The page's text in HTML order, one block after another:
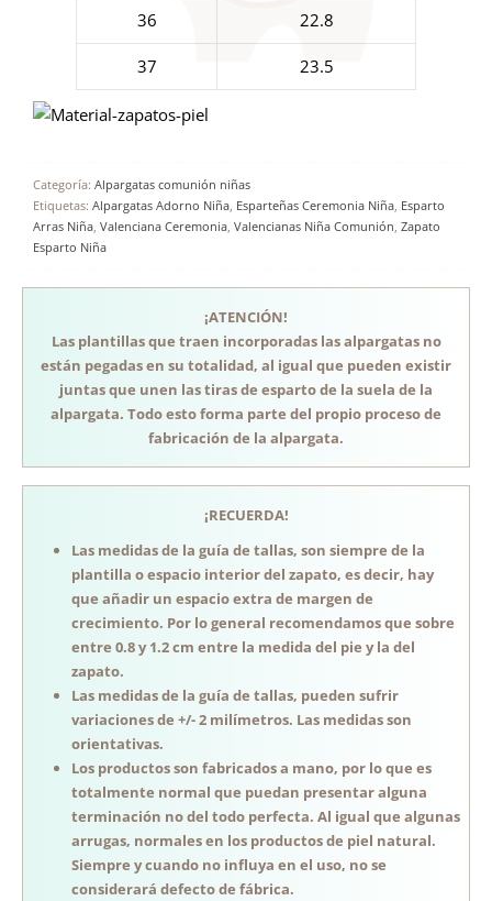
36 22.8
37 23.5
Categoría: Alpargatas comunión niñas
Etiquetas: Alpargatas Adorno Niña, Esparteñas Ceremonia Niña, Esparto
Arras Niña, Valenciana Ceremonia, Valencianas Niña Comunión, Zapato
Esparto Niña
¡ATENCIÓN!
Las plantillas que traen incorporadas las alpargatas no
están pegadas en su totalidad, al igual que pueden existir
juntas que unen las tiras de esparto de la suela de la
alpargata. Todo esto forma parte del propio proceso de
fabricación de la alpargata.
¡RECUERDA!
Las medidas de la guía de tallas, son siempre de la
plantilla o espacio interior del zapato, es decir, hay
que añadir un espacio extra de margen de
crecimiento. Por lo general recomendamos que sobre
entre 0.8 y 1.2 cm entre la medida del pie y la del
zapato.
Las medidas de la guía de tallas, pueden sufrir
variaciones de +/- 2 milímetros. Las medidas son
orientativas.
Los productos son fabricados a mano, por lo que es
totalmente normal que puedan presentar alguna
terminación no del todo perfecta. Al igual que algunas
arrugas, normales en los productos de piel natural.
Siempre y cuando no influya en el uso, no se
considerará defecto de fábrica.